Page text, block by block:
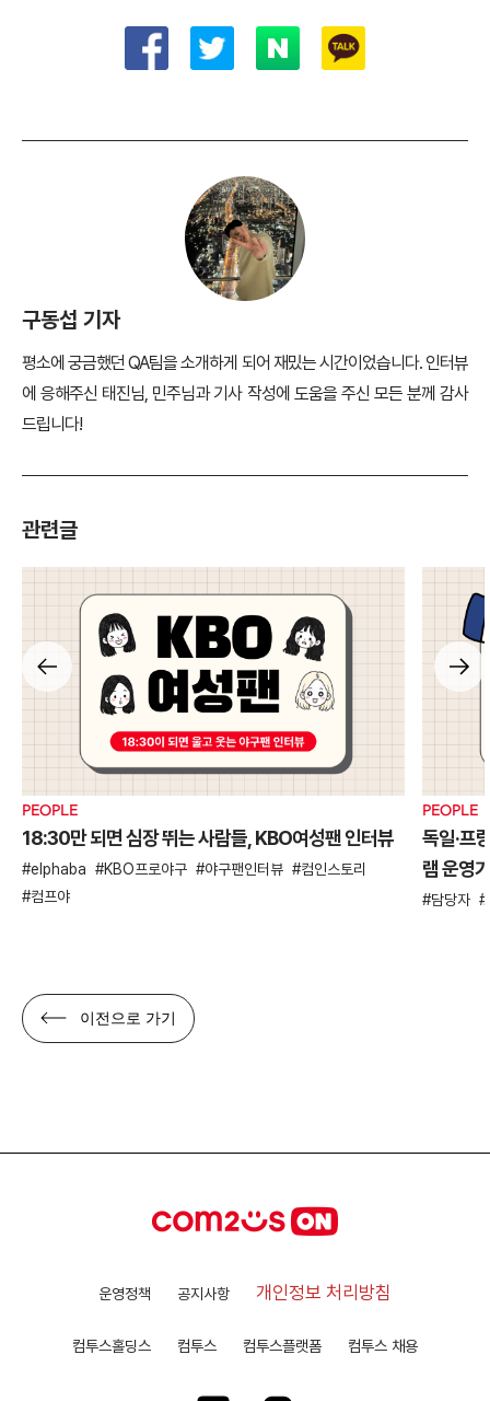
구동섭 기자
평소에 궁금했던 QA팀을 소개하게 되어 재밌는 시간이었습니다. 인터뷰
에 응해주신 태진님, 민주님과 기사 작성에 도움을 주신 모든 분께 감사
드립니다!
관련글
PEOPLE
18:30만 되면 심장 뛰는 사람들, KBO여성팬 인터뷰
elphaba KBO프로야구 야구팬인터뷰
컴인스토리
컴프야
PEOPLE
독일·프
램 운영기
담당자
이전으로 가기
운영정책 공지사항 개인정보 처리방침
컴투스홀딩스 컴투스 컴투스플랫폼 컴투스 채용